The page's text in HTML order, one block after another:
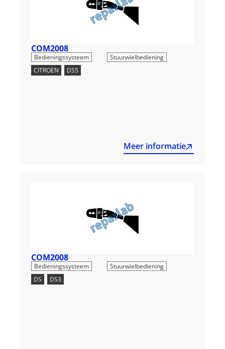
COM2008
Bedieningssysteem
Stuurwielbediening
CITROEN
DS5
Meer informatie
COM2008
Bedieningssysteem
Stuurwielbediening
DS
DS3